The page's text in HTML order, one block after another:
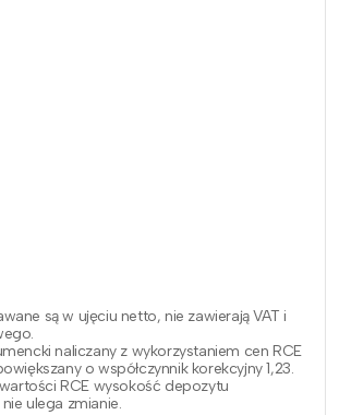
są w ujęciu netto, nie zawierają VAT i
naliczany z wykorzystaniem cen RCE
o współczynnik korekcyjny 1,23.
RCE wysokość depozytu
ulega zmianie.